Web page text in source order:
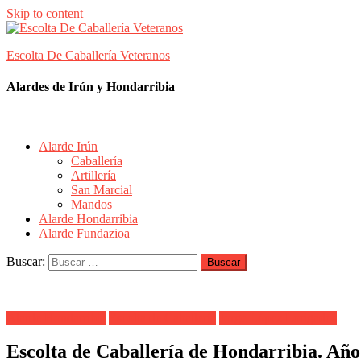
Skip to content
Escolta De Caballería Veteranos
Alardes de Irún y Hondarribia
Alarde Irún
Caballería
Artillería
San Marcial
Mandos
Alarde Hondarribia
Alarde Fundazioa
Buscar:
Escolta de Caballería de Hondarribia.